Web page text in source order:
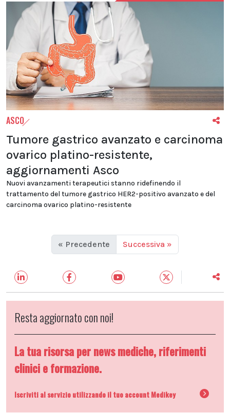
ASCO
Tumore gastrico avanzato e carcinoma
ovarico platino-resistente,
aggiornamenti Asco
Nuovi avanzamenti terapeutici stanno ridefinendo il
trattamento del tumore gastrico HER2-positivo avanzato e del
carcinoma ovarico platino-resistente
« Precedente Successiva »
Resta aggiornato con noi!
La tua risorsa per news mediche, riferimenti
clinici e formazione.
Iscriviti al servizio utilizzando il tuo account Medikey